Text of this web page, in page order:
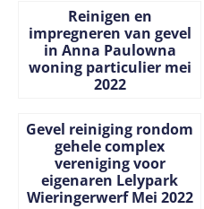
Reinigen en
impregneren van gevel
in Anna Paulowna
woning particulier mei
2022
Gevel reiniging rondom
gehele complex
vereniging voor
eigenaren Lelypark
Wieringerwerf Mei 2022